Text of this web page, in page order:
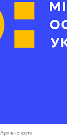
Архівне фото